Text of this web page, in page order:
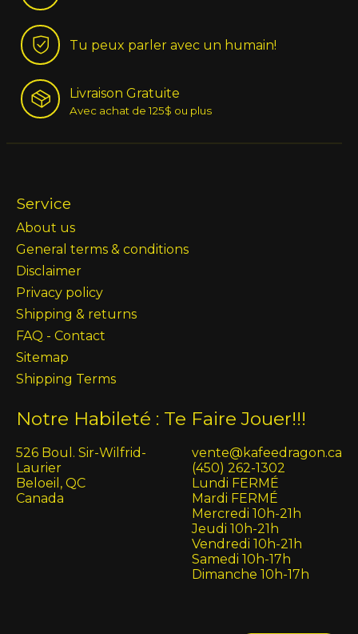
Tu peux parler avec un humain!
Livraison Gratuite
Avec achat de 125$ ou plus
Service
About us
General terms & conditions
Disclaimer
Privacy policy
Shipping & returns
FAQ - Contact
Sitemap
Shipping Terms
Notre Habileté : Te Faire Jouer!!!
526 Boul. Sir-Wilfrid-
Laurier
Beloeil, QC
Canada
vente@kafeedragon.ca
(450) 262-1302
Lundi FERMÉ
Mardi FERMÉ
Mercredi 10h-21h
Jeudi 10h-21h
Vendredi 10h-21h
Samedi 10h-17h
Dimanche 10h-17h
English (US)